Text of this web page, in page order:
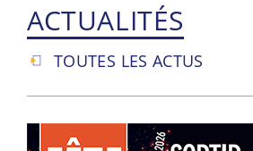
ACTUALITÉS
TOUTES LES ACTUS